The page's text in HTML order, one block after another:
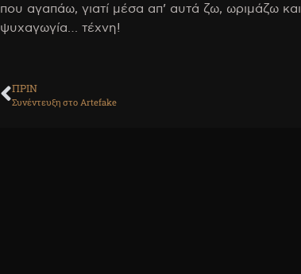
που αγαπάω, γιατί μέσα απ’ αυτά ζω, ωριμάζω
ψυχαγωγία… τέχνη!
ΠΡΙΝ
Συνέντευξη στο Artefake